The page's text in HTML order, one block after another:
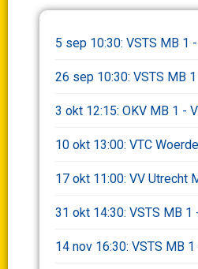
5 sep 10:30: VSTS MB 1
26 sep 10:30: VSTS MB
3 okt 12:15: OKV MB 1 -
10 okt 13:00: VTC
17 okt 11:00: VV Utrecht
31 okt 14:30: VSTS MB 1
14 nov 16:30: VSTS MB